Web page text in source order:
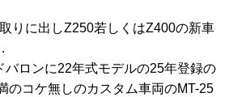
りに出しZ250若しくはZ400の新車
バロンに22年式モデルの25年登録の
のコケ無しのカスタム車両のMT-25